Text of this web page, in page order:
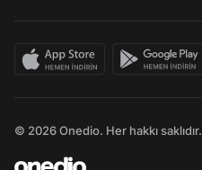
© 2026 Onedio. Her hakkı saklıdır.